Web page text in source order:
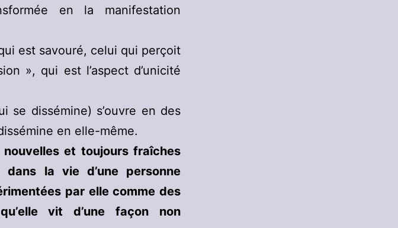
en la manifestation
est savouré, celui qui perçoit
», qui est l’aspect d’unicité
se dissémine) s’ouvre en des
en elle-même.
et toujours fraîches
dans la vie d’une personne
par elle comme des
vit d’une façon non